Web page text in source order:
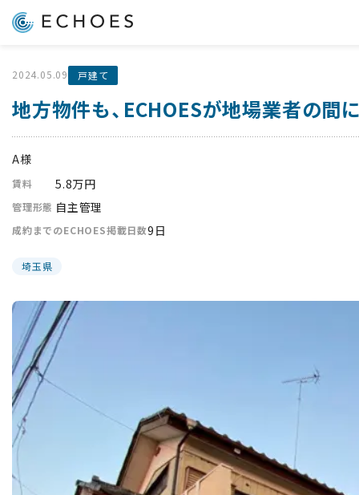
2024.05.09 戸建て
地方物件も、ECHOESが地場業者の間
A様
賃料 5.8万円
管理形態 自主管理
成約までのECHOES掲載日数9日
埼玉県